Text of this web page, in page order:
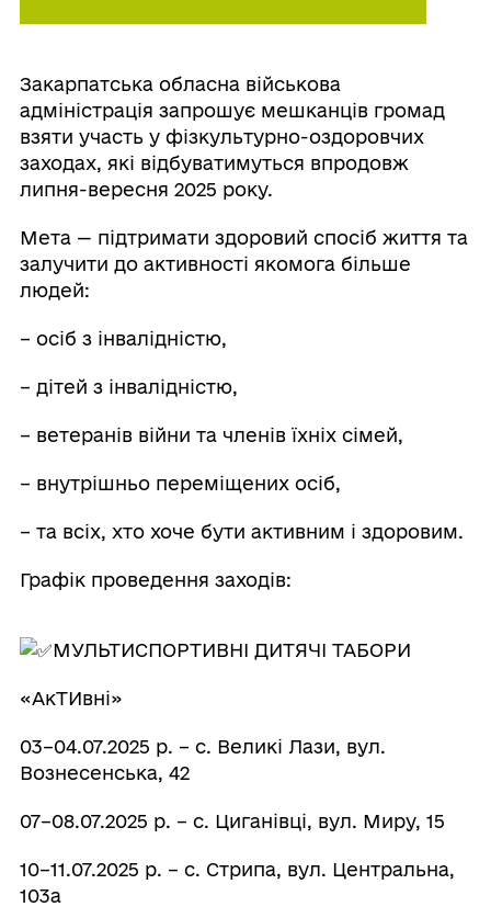
Закарпатська обласна військова
адміністрація запрошує мешканців громад
взяти участь у фізкультурно-оздоровчих
заходах, які відбуватимуться впродовж
липня-вересня 2025 року.
Мета — підтримати здоровий спосіб життя та
залучити до активності якомога більше
людей:
– осіб з інвалідністю,
– дітей з інвалідністю,
– ветеранів війни та членів їхніх сімей,
– внутрішньо переміщених осіб,
– та всіх, хто хоче бути активним і здоровим.
Графік проведення заходів:
МУЛЬТИСПОРТИВНІ ДИТЯЧІ ТАБОРИ
«АкТИвні»
03–04.07.2025 р. – с. Великі Лази, вул.
Вознесенська, 42
07–08.07.2025 р. – с. Циганівці, вул. Миру, 15
10–11.07.2025 р. – с. Стрипа, вул. Центральна,
103а